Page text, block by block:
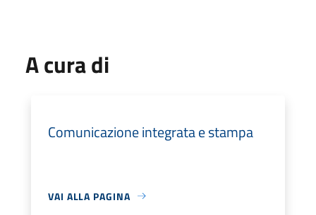
A cura di
Comunicazione integrata e stampa
VAI ALLA PAGINA